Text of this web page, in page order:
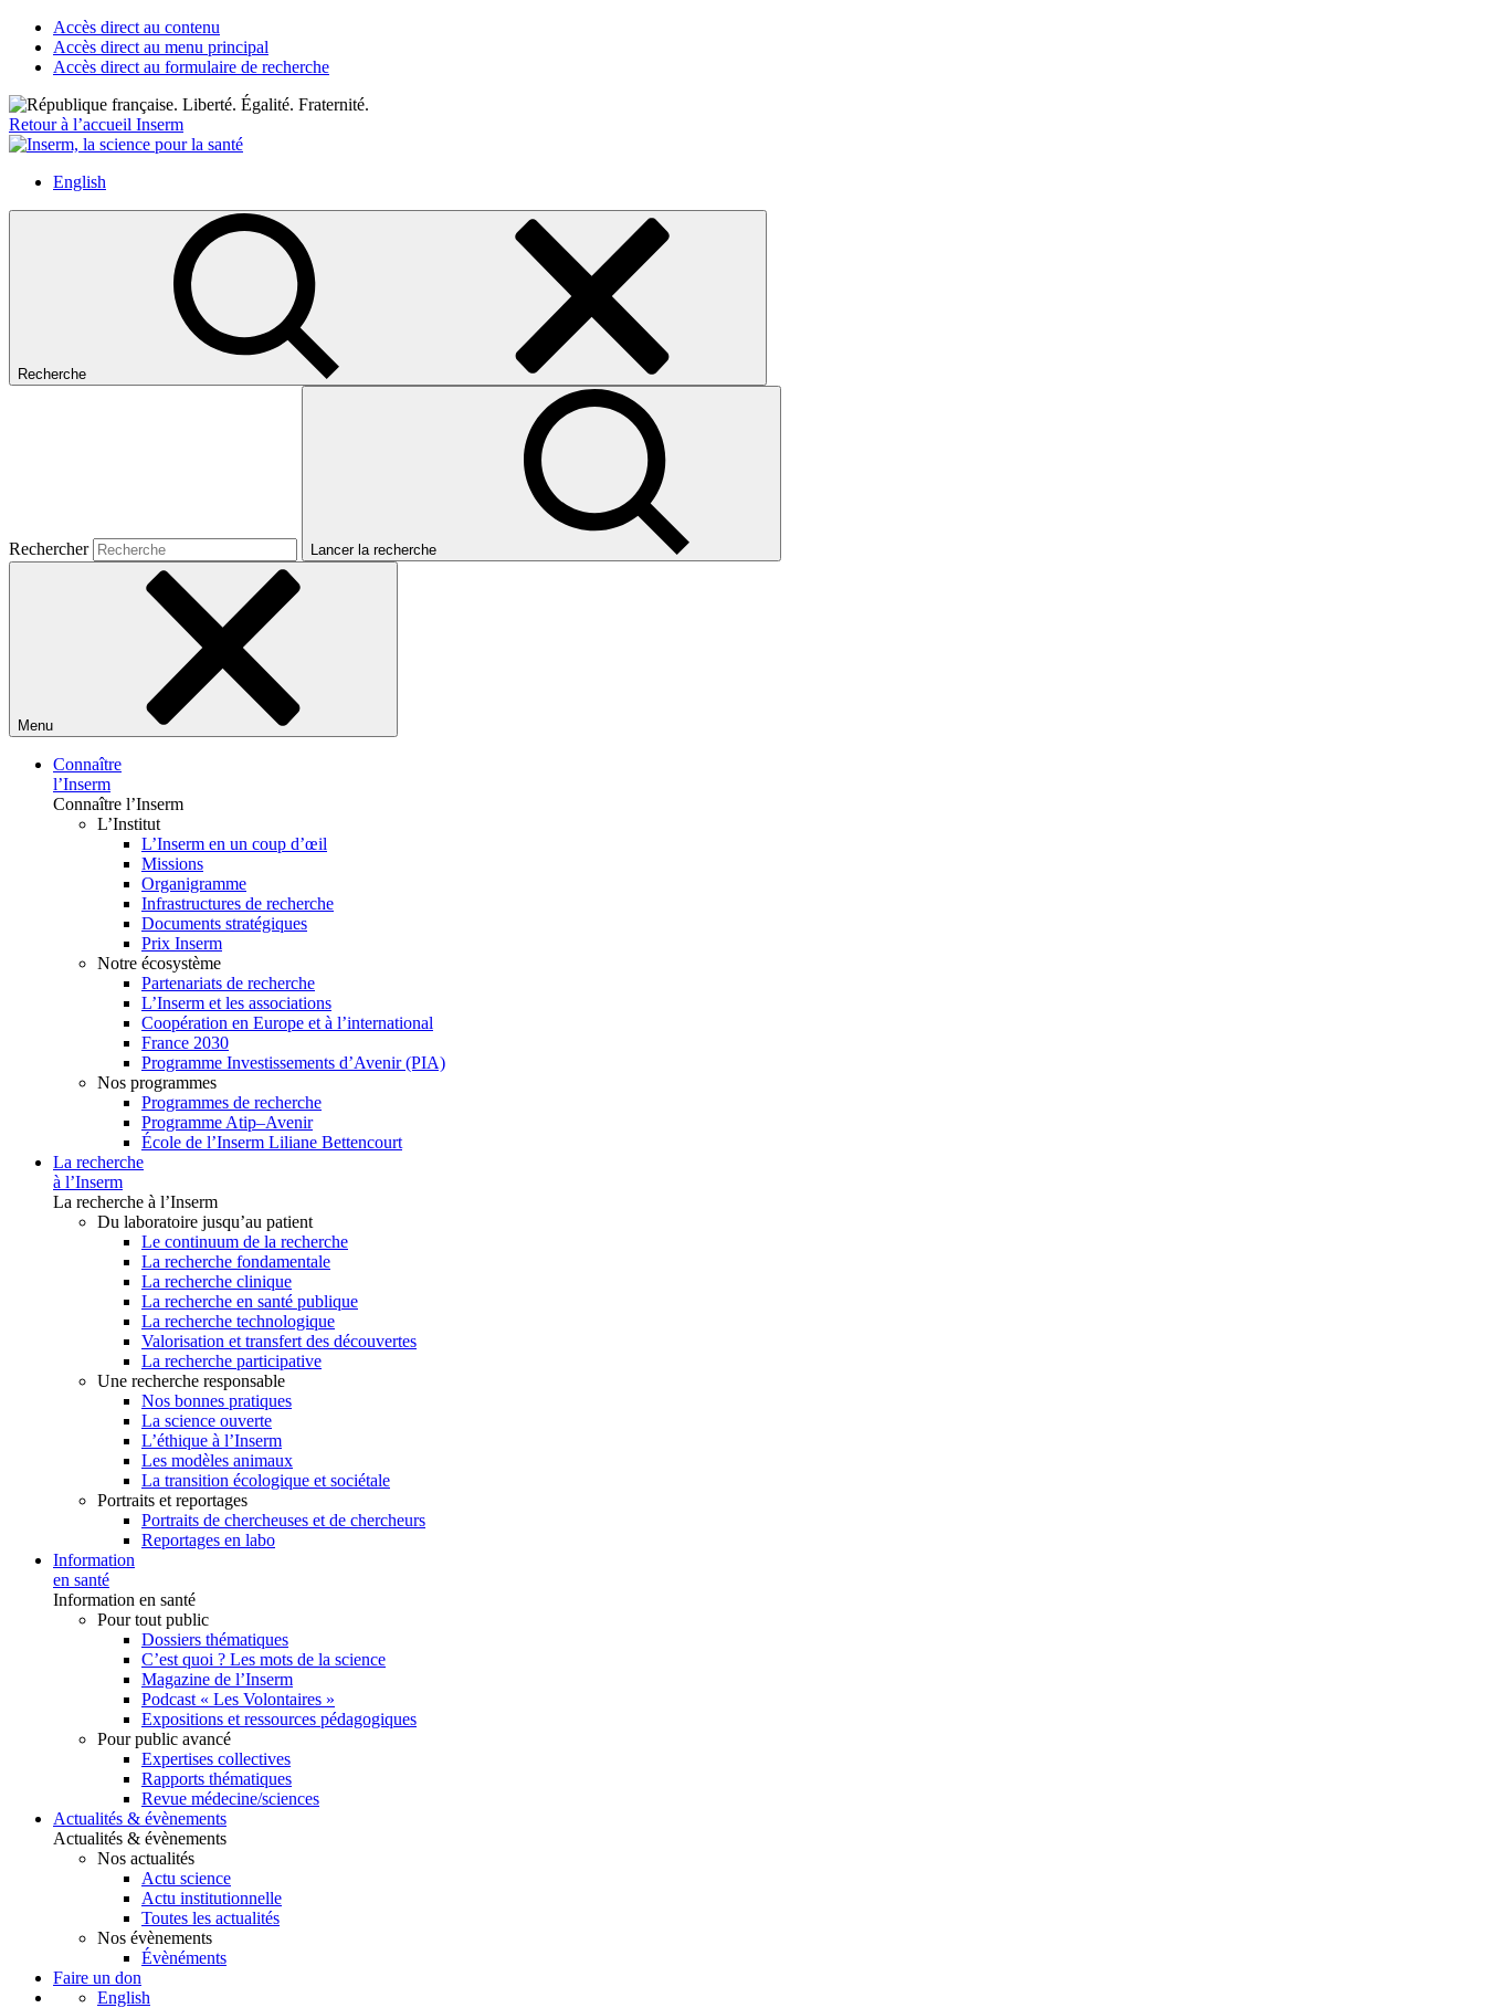
Accès direct au contenu
Accès direct au menu principal
Accès direct au formulaire de recherche
Retour à l’accueil Inserm
English
Recherche
Rechercher Lancer la recherche
Menu
Connaître
l’Inserm
Connaître l’Inserm
L’Institut
L’Inserm en un coup d’œil
Missions
Organigramme
Infrastructures de recherche
Documents stratégiques
Prix Inserm
Notre écosystème
Partenariats de recherche
L’Inserm et les associations
Coopération en Europe et à l’international
France 2030
Programme Investissements d’Avenir (PIA)
Nos programmes
Programmes de recherche
Programme Atip–Avenir
École de l’Inserm Liliane Bettencourt
La recherche
à l’Inserm
La recherche à l’Inserm
Du laboratoire jusqu’au patient
Le continuum de la recherche
La recherche fondamentale
La recherche clinique
La recherche en santé publique
La recherche technologique
Valorisation et transfert des découvertes
La recherche participative
Une recherche responsable
Nos bonnes pratiques
La science ouverte
L’éthique à l’Inserm
Les modèles animaux
La transition écologique et sociétale
Portraits et reportages
Portraits de chercheuses et de chercheurs
Reportages en labo
Information
en santé
Information en santé
Pour tout public
Dossiers thématiques
C’est quoi ? Les mots de la science
Magazine de l’Inserm
Podcast « Les Volontaires »
Expositions et ressources pédagogiques
Pour public avancé
Expertises collectives
Rapports thématiques
Revue médecine/sciences
Actualités & évènements
Actualités & évènements
Nos actualités
Actu science
Actu institutionnelle
Toutes les actualités
Nos évènements
Évènéments
Faire un don
English